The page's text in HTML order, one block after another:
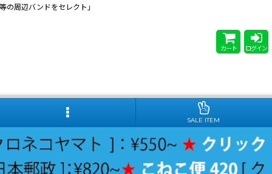
周辺バンドをセレクト」
カート ログイン
SALE ITEM